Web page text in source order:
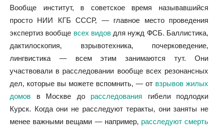
Вообще институт, в советское время называвшийся
просто НИИ КГБ СССР, — главное место проведения
экспертиз вообще всех видовдля нужд ФСБ. Баллистика,
дактилоскопия, взрывотехника, почерковедение,
лингвистика — всем этим занимаются тут. Они
участвовали в расследовании вообще всех резонансных
дел, которые вы можете вспомнить, — от взрывов жилых
домов в Москве до расследования гибели подлодки
Курск. Когда они не расследуют теракты, они заняты не
менее важными вещами — например, расследуют смерть